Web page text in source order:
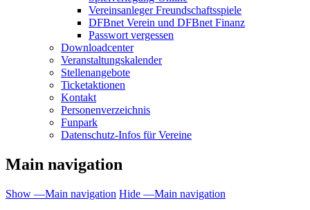
Vereinsanleger Freundschaftsspiele
DFBnet Verein und DFBnet Finanz
Passwort vergessen
Downloadcenter
Veranstaltungskalender
Stellenangebote
Ticketaktionen
Kontakt
Personenverzeichnis
Funpark
Datenschutz-Infos für Vereine
Main navigation
Show —Main navigation Hide —Main navigation